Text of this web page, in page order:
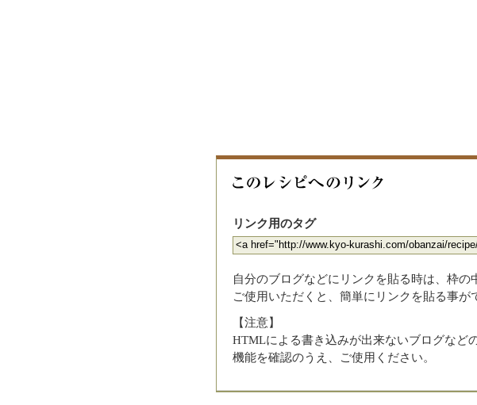
リンク用のタグ
自分のブログなどにリンクを貼る時は、枠の
ご使用いただくと、簡単にリンクを貼る事が
【注意】
HTMLによる書き込みが出来ないブログなど
機能を確認のうえ、ご使用ください。